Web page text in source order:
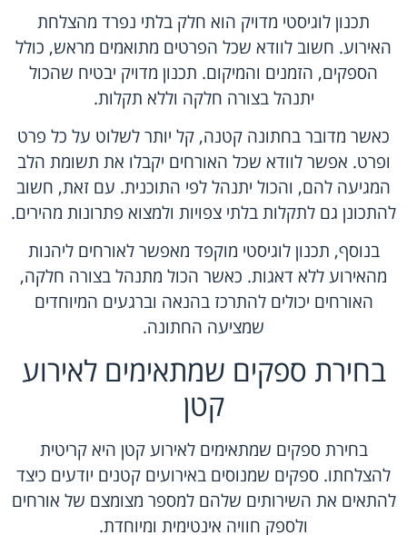
תכנון לוגיסטי מדויק הוא חלק בלתי נפרד מהצלחת
האירוע. חשוב לוודא שכל הפרטים מתואמים מראש, כולל
הספקים, הזמנים והמיקום. תכנון מדויק יבטיח שהכול
יתנהל בצורה חלקה וללא תקלות.
כאשר מדובר בחתונה קטנה, קל יותר לשלוט על כל פרט
ופרט. אפשר לוודא שכל האורחים יקבלו את תשומת הלב
המגיעה להם, והכול יתנהל לפי התוכנית. עם זאת, חשוב
להתכונן גם לתקלות בלתי צפויות ולמצוא פתרונות מהירים.
בנוסף, תכנון לוגיסטי מוקפד מאפשר לאורחים ליהנות
מהאירוע ללא דאגות. כאשר הכול מתנהל בצורה חלקה,
האורחים יכולים להתרכז בהנאה וברגעים המיוחדים
שמציעה החתונה.
בחירת ספקים שמתאימים לאירוע
קטן
בחירת ספקים שמתאימים לאירוע קטן היא קריטית
להצלחתו. ספקים שמנוסים באירועים קטנים יודעים כיצד
להתאים את השירותים שלהם למספר מצומצם של אורחים
ולספק חוויה אינטימית ומיוחדת.